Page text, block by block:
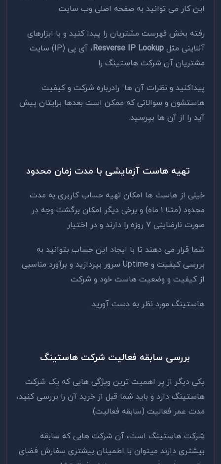
این کار می توانید به صفحه اصلی وب سایت
رفته بخش فهرست مشتریان را پیدا کنید و با ابزارهای
آنلاینی مثل Resverse IP Lookup
، آی پی (IP) سایت
مشتریان آن شرکت هاستینگ را
پیداکنید و نظرات آن ها رادرباره شرکت و کیفیت
هاستشون و سوالاتی که ممکن است بعدها برایتان پیش
آید را از آن ها بپرسید.
تهیه هاست آزمایشی با مدت زمان محدود
خیلی از هاست ها امکان تهیه حساب کاربری به مدت
محدود (مثلا 1 ماه) و برخی دیگر امکان برگشت وجه در
صورت نارضایتی 7 روزه را دارند و در اختیار
شما قرار می دهند تا با ایجاد این حساب بتوانید به
بررسی کیفیت و Uptime سرور بپردازید و برآورد مناسبی
از کیفیت و وضعیت هاست خود و شرکت
هاستینگ مورد نظر به دست آورید.
بررسی سابقه فعالیت شرکت هاستینگ
یکی دیگر از پر اهمیت ترین ویژگی هایی که یک شرکت
هاستینگ دارد و باید شما قبل از خرید آن را بررسی کنید،
مدت عمر فعالیت (سابقه فعالیت)
شرکت هاستینگ است، آن شرکت هایی که سابقه
بیشتری دارند میتوان با اطمینان بیشتری سفارش فضای